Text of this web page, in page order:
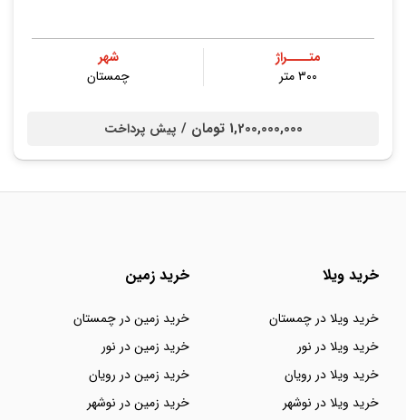
متــــراژ
۳۰۰ متر
شهر
چمستان
1,200,000,000 تومان / پیش پرداخت
خرید ویلا
خرید ویلا در چمستان
خرید ویلا در نور
خرید ویلا در رویان
خرید ویلا در نوشهر
خرید زمین
خرید زمین در چمستان
خرید زمین در نور
خرید زمین در رویان
خرید زمین در نوشهر